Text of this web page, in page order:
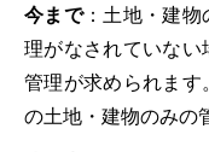
今まで：土地・建物
理がなされていな
管理が求められま
の土地・建物のみの